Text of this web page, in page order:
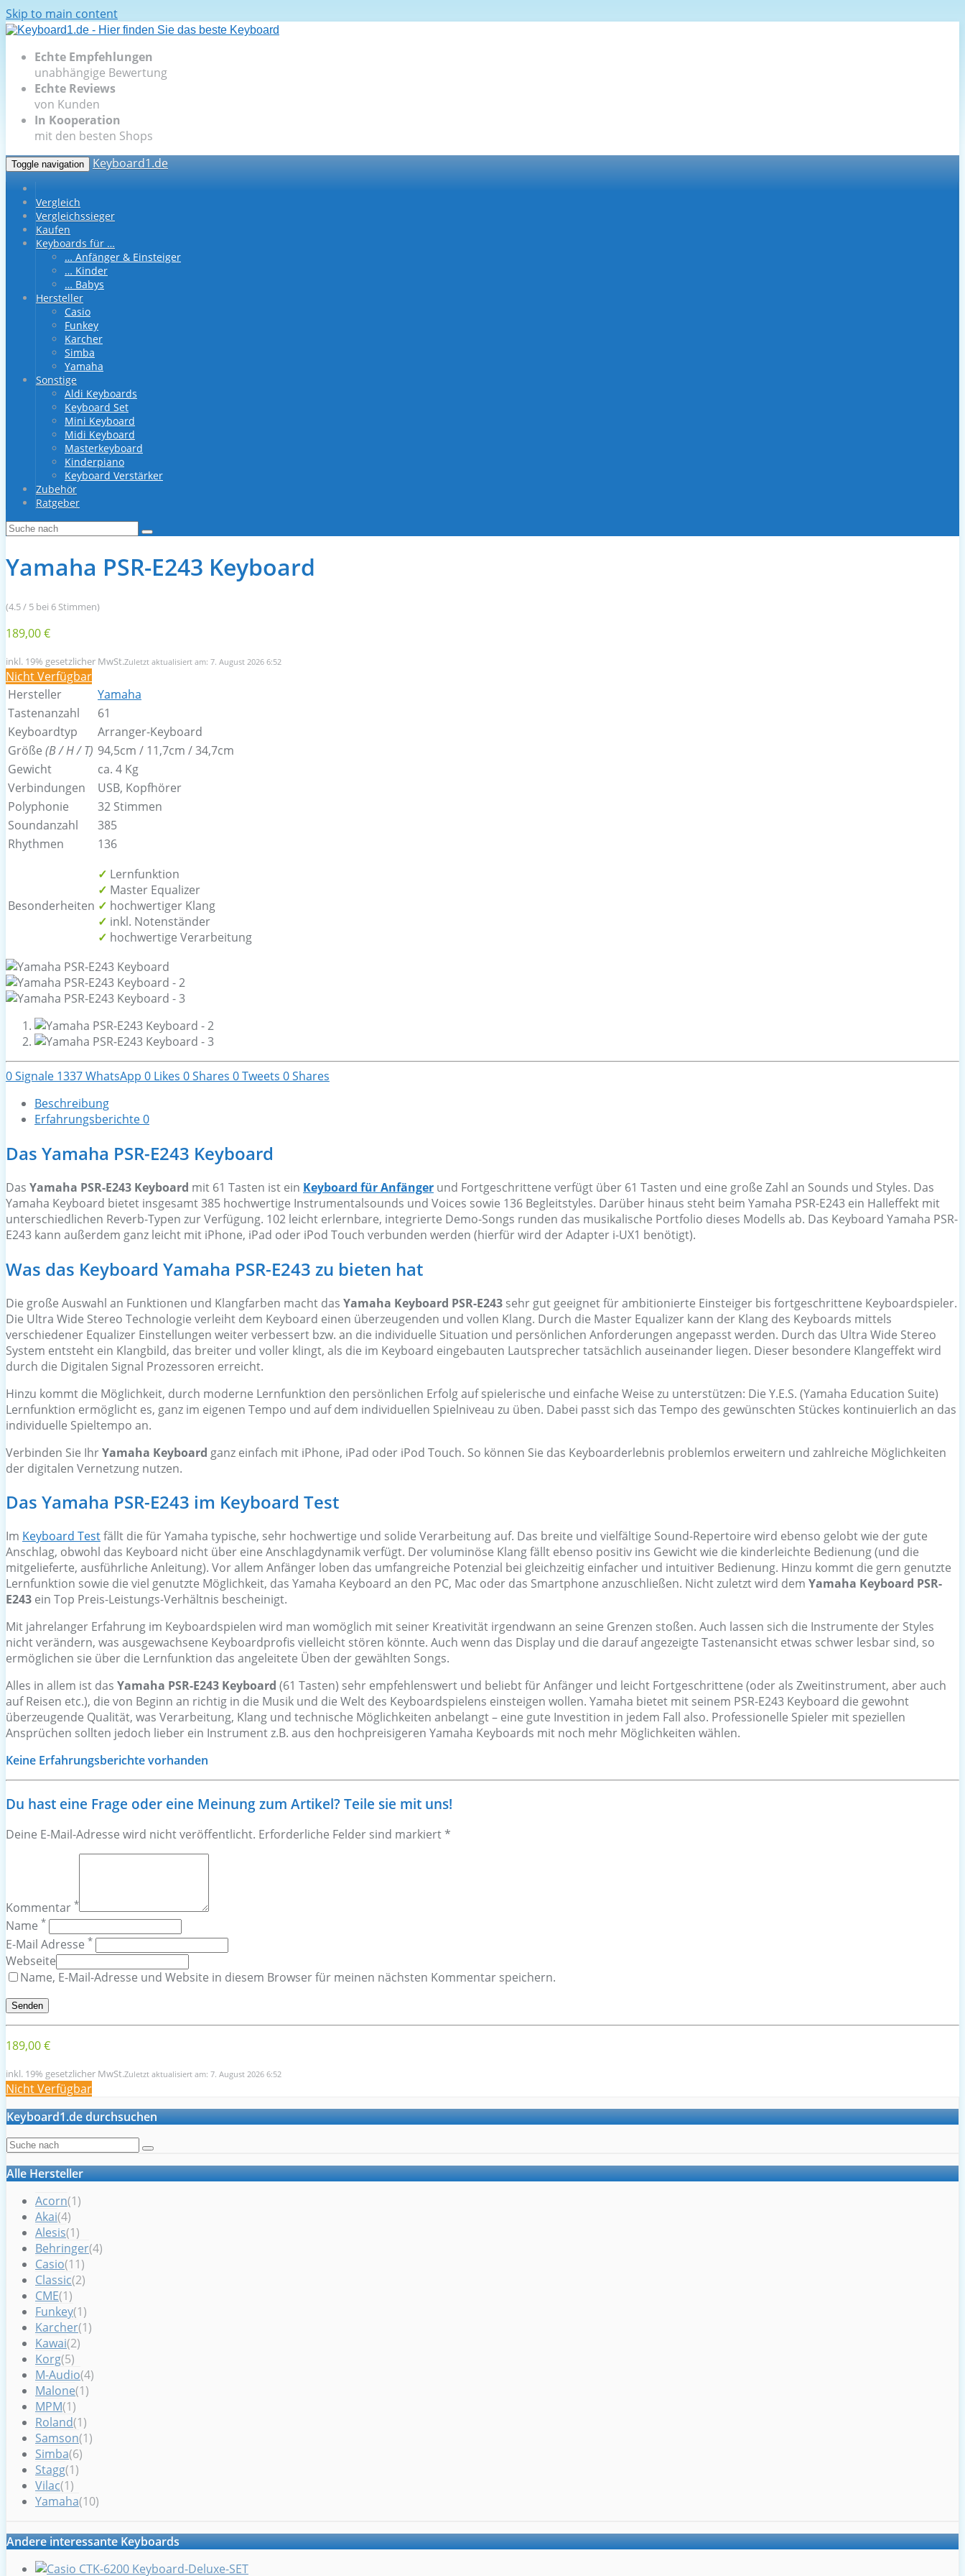
Skip to main content
Echte Empfehlungen
unabhängige Bewertung
Echte Reviews
von Kunden
In Kooperation
mit den besten Shops
Toggle navigation Keyboard1.de
Vergleich
Vergleichssieger
Kaufen
Keyboards für …
… Anfänger & Einsteiger
… Kinder
… Babys
Hersteller
Casio
Funkey
Karcher
Simba
Yamaha
Sonstige
Aldi Keyboards
Keyboard Set
Mini Keyboard
Midi Keyboard
Masterkeyboard
Kinderpiano
Keyboard Verstärker
Zubehör
Ratgeber
Yamaha PSR-E243 Keyboard
(4.5 / 5 bei 6 Stimmen)
189,00 €
inkl. 19% gesetzlicher MwSt.Zuletzt aktualisiert am: 7. August 2026 6:52
Nicht Verfügbar
Hersteller
Yamaha
Tastenanzahl
61
Keyboardtyp
Arranger-Keyboard
Größe (B / H / T) 94,5cm / 11,7cm / 34,7cm
Gewicht
ca. 4 Kg
Verbindungen
USB, Kopfhörer
Polyphonie
32 Stimmen
Soundanzahl
385
Rhythmen
136
Besonderheiten
Lernfunktion
Master Equalizer
hochwertiger Klang
inkl. Notenständer
hochwertige Verarbeitung
0Signale 1337WhatsApp 0 Likes 0Shares 0Tweets 0Shares
Beschreibung
Erfahrungsberichte0
Das Yamaha PSR-E243 Keyboard
Das Yamaha PSR-E243 Keyboard mit 61 Tasten ist ein Keyboard für Anfänger und Fortgeschrittene verfügt über 61 Tasten und eine große Zahl an Sounds und Styles. Das
Yamaha Keyboard bietet insgesamt 385 hochwertige Instrumentalsounds und Voices sowie 136 Begleitstyles. Darüber hinaus steht beim Yamaha PSR-E243 ein Halleffekt mit
unterschiedlichen Reverb-Typen zur Verfügung. 102 leicht erlernbare, integrierte Demo-Songs runden das musikalische Portfolio dieses Modells ab. Das Keyboard Yamaha PSR-
E243 kann außerdem ganz leicht mit iPhone, iPad oder iPod Touch verbunden werden (hierfür wird der Adapter i-UX1 benötigt).
Was das Keyboard Yamaha PSR-E243 zu bieten hat
Die große Auswahl an Funktionen und Klangfarben macht das Yamaha Keyboard PSR-E243 sehr gut geeignet für ambitionierte Einsteiger bis fortgeschrittene Keyboardspieler.
Die Ultra Wide Stereo Technologie verleiht dem Keyboard einen überzeugenden und vollen Klang. Durch die Master Equalizer kann der Klang des Keyboards mittels
verschiedener Equalizer Einstellungen weiter verbessert bzw. an die individuelle Situation und persönlichen Anforderungen angepasst werden. Durch das Ultra Wide Stereo
System entsteht ein Klangbild, das breiter und voller klingt, als die im Keyboard eingebauten Lautsprecher tatsächlich auseinander liegen. Dieser besondere Klangeffekt wird
durch die Digitalen Signal Prozessoren erreicht.
Hinzu kommt die Möglichkeit, durch moderne Lernfunktion den persönlichen Erfolg auf spielerische und einfache Weise zu unterstützen: Die Y.E.S. (Yamaha Education Suite)
Lernfunktion ermöglicht es, ganz im eigenen Tempo und auf dem individuellen Spielniveau zu üben. Dabei passt sich das Tempo des gewünschten Stückes kontinuierlich an das
individuelle Spieltempo an.
Verbinden Sie IhrYamaha Keyboard ganz einfach mit iPhone, iPad oder iPod Touch. So können Sie das Keyboarderlebnis problemlos erweitern und zahlreiche Möglichkeiten
der digitalen Vernetzung nutzen.
Das Yamaha PSR-E243 im Keyboard Test
Im Keyboard Testfällt die für Yamaha typische, sehr hochwertige und solide Verarbeitung auf. Das breite und vielfältige Sound-Repertoire wird ebenso gelobt wie der gute
Anschlag, obwohl das Keyboard nicht über eine Anschlagdynamik verfügt. Der voluminöse Klang fällt ebenso positiv ins Gewicht wie die kinderleichte Bedienung (und die
mitgelieferte, ausführliche Anleitung). Vor allem Anfänger loben das umfangreiche Potenzial bei gleichzeitig einfacher und intuitiver Bedienung. Hinzu kommt die gern genutzte
Lernfunktion sowie die viel genutzte Möglichkeit, das Yamaha Keyboard an den PC, Mac oder das Smartphone anzuschließen. Nicht zuletzt wird dem Yamaha Keyboard PSR-
E243 ein Top Preis-Leistungs-Verhältnis bescheinigt.
Mit jahrelanger Erfahrung im Keyboardspielen wird man womöglich mit seiner Kreativität irgendwann an seine Grenzen stoßen. Auch lassen sich die Instrumente der Styles
nicht verändern, was ausgewachsene Keyboardprofis vielleicht stören könnte. Auch wenn das Display und die darauf angezeigte Tastenansicht etwas schwer lesbar sind, so
ermöglichen sie über die Lernfunktion das angeleitete Üben der gewählten Songs.
Alles in allem ist das Yamaha PSR-E243 Keyboard (61 Tasten) sehr empfehlenswert und beliebt für Anfänger und leicht Fortgeschrittene (oder als Zweitinstrument, aber auch
auf Reisen etc.), die von Beginn an richtig in die Musik und die Welt des Keyboardspielens einsteigen wollen. Yamaha bietet mit seinem PSR-E243 Keyboard die gewohnt
überzeugende Qualität, was Verarbeitung, Klang und technische Möglichkeiten anbelangt – eine gute Investition in jedem Fall also. Professionelle Spieler mit speziellen
Ansprüchen sollten jedoch lieber ein Instrument z.B. aus den hochpreisigeren Yamaha Keyboards mit noch mehr Möglichkeiten wählen.
Keine Erfahrungsberichte vorhanden
Du hast eine Frage oder eine Meinung zum Artikel? Teile sie mit uns!
Deine E-Mail-Adresse wird nicht veröffentlicht. Erforderliche Felder sind markiert *
Kommentar *
Name *
E-Mail Adresse *
Webseite
Name, E-Mail-Adresse und Website in diesem Browser für meinen nächsten Kommentar speichern.
189,00 €
inkl. 19% gesetzlicher MwSt.Zuletzt aktualisiert am: 7. August 2026 6:52
Nicht Verfügbar
Keyboard1.de durchsuchen
Alle Hersteller
Acorn(1)
Akai(4)
Alesis(1)
Behringer(4)
Casio(11)
Classic(2)
CME(1)
Funkey(1)
Karcher(1)
Kawai(2)
Korg(5)
M-Audio(4)
Malone(1)
MPM(1)
Roland(1)
Samson(1)
Simba(6)
Stagg(1)
Vilac(1)
Yamaha(10)
Andere interessante Keyboards